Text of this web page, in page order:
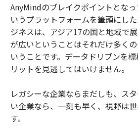
AnyMindのブレイクポイントとな
いうプラットフォームを筆頭にし
ジネスは、アジア17の国と地域で
が広いということはそれだけ多く
いうことです。データドリブンを
リットを見逃してはいけません。
レガシーな企業ならまだしも、ス
い企業なら、一刻も早く、視野は
す。